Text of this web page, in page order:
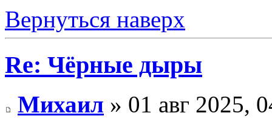
Вернуться наверх
Re: Чёрные дыры
Михаил » 01 авг 2025,